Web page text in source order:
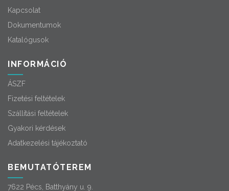
Kapcsolat
Dokumentumok
Katalógusok
INFORMÁCIÓ
ÁSZF
Fizetési feltételek
Szállítási feltételek
Gyakori kérdések
Adatkezelési tájékoztató
BEMUTATÓTEREM
7622 Pécs, Batthyány u. 9.